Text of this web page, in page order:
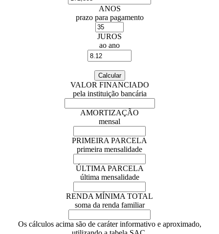
ANOS
prazo para pagamento
JUROS
ao ano
VALOR FINANCIADO
pela instituição bancária
AMORTIZAÇÃO
mensal
PRIMEIRA PARCELA
primeira mensalidade
ÚLTIMA PARCELA
última mensalidade
RENDA MÍNIMA TOTAL
soma da renda familiar
Os cálculos acima são de caráter informativo e aproximado,